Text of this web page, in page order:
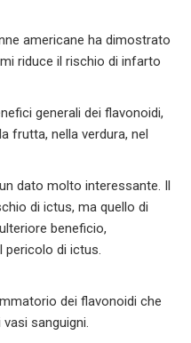
americane ha dimostrato
riduce il rischio di infarto
generali dei flavonoidi,
frutta, nella verdura, nel
dato molto interessante. Il
di ictus, ma quello di
beneficio,
pericolo di ictus.
dei flavonoidi che
sanguigni.